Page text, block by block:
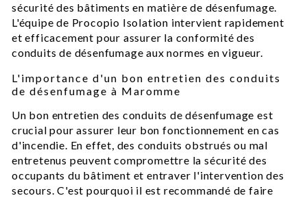
sécurité des bâtiments en matière de désenfumage.
L'équipe de Procopio Isolation intervient rapidement
et efficacement pour assurer la conformité des
conduits de désenfumage aux normes en vigueur.
L'importance d'un bon entretien des conduits
de désenfumage à Maromme
Un bon entretien des conduits de désenfumage est
crucial pour assurer leur bon fonctionnement en cas
d'incendie. En effet, des conduits obstrués ou mal
entretenus peuvent compromettre la sécurité des
occupants du bâtiment et entraver l'intervention des
secours. C'est pourquoi il est recommandé de faire